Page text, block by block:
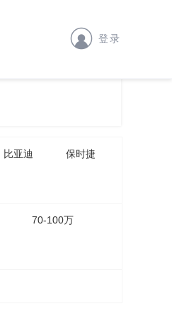
登录
比亚迪 保时捷
70-100万